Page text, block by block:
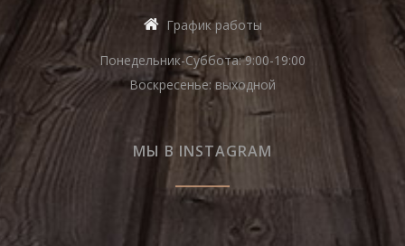
График работы
Понедельник-Суббота: 9:00-19:00
Воскресенье: выходной
МЫ В INSTAGRAM